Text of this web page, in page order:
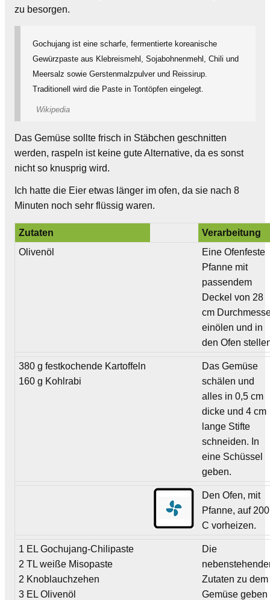
zu besorgen.
Gochujang ist eine scharfe, fermentierte koreanische
Gewürzpaste aus Klebreis­mehl, Sojabohnen­mehl, Chili und
Meersalz sowie Gerstenmalz­pulver und Reissirup.
Traditionell wird die Paste in Tontöpfen eingelegt.
Wikipedia
Das Gemüse sollte frisch in Stäbchen geschnitten
werden, raspeln ist keine gute Alternative, da es sonst
nicht so knusprig wird.
Ich hatte die Eier etwas länger im ofen, da sie nach 8
Minuten noch sehr flüssig waren.
Zutaten
Verarbeitung
Olivenöl
Eine Ofenfeste
Pfanne mit
passendem
Deckel von 28
cm
einölen und in
den Ofen
380 g festkochende Kartoffeln
160 g Kohlrabi
Das Gemüse
schälen und
alles in 0,5 cm
dicke und 4 cm
lange Stifte
schneiden. In
eine Schüssel
geben.
Den Ofen, mit
Pfanne, auf
C vorheizen.
1 EL Gochujang-Chilipaste
2 TL weiße Misopaste
2 Knoblauchzehen
3 EL Olivenöl
Die
Zutaten zu dem
Gemüse geben